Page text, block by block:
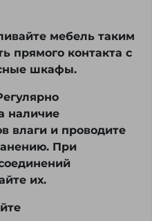
мебель таким
прямого контакта с
шкафы.
наличие
влаги и проводите
При
их.